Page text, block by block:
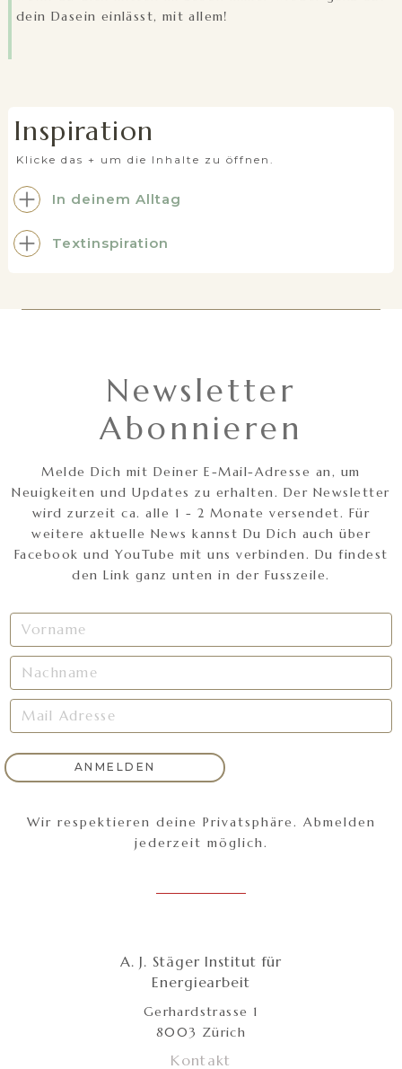
dein Dasein einlässt, mit allem!
Inspiration
Klicke das + um die Inhalte zu öffnen.
In deinem Alltag
Textinspiration
Newsletter
Abonnieren
Melde Dich mit Deiner E-Mail-Adresse an, um
Neuigkeiten und Updates zu erhalten. Der Newsletter
wird zurzeit ca. alle 1 - 2 Monate versendet. Für
weitere aktuelle News kannst Du Dich auch über
Facebook und YouTube mit uns verbinden. Du findest
den Link ganz unten in der Fusszeile.
Wir respektieren deine Privatsphäre. Abmelden
jederzeit möglich.
A. J. Stäger Institut für
Energiearbeit
Gerhardstrasse 1
8003 Zürich
Kontakt